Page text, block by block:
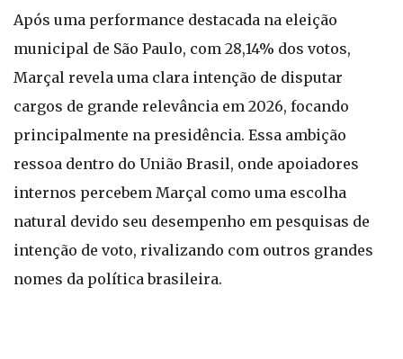
Após uma performance destacada na eleição
municipal de São Paulo, com 28,14% dos votos,
Marçal revela uma clara intenção de disputar
cargos de grande relevância em 2026, focando
principalmente na presidência. Essa ambição
ressoa dentro do União Brasil, onde apoiadores
internos percebem Marçal como uma escolha
natural devido seu desempenho em pesquisas de
intenção de voto, rivalizando com outros grandes
nomes da política brasileira.